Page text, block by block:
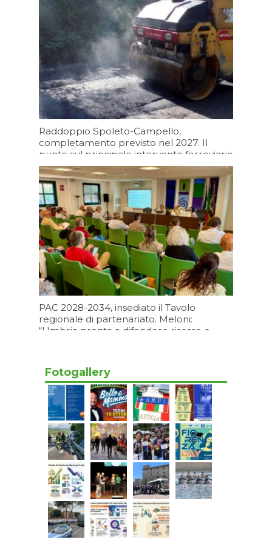
Raddoppio Spoleto-Campello,
completamento previsto nel 2027. Il
punto sul principale intervento ferroviario
degli ultimi decenni, un’opera da 165
milioni di euro
09/08/2026 17:12
PAC 2028-2034, insediato il Tavolo
regionale di partenariato. Meloni:
“Umbria pronta a difendere risorse e
Fotogallery